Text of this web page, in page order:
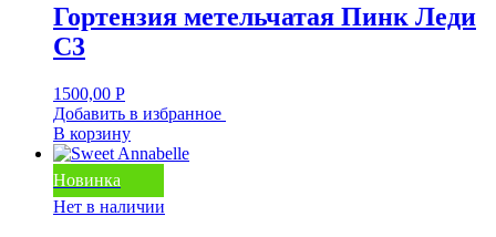
Гортензия метельчатая Пинк Леди
C3
1500,00 Р
Добавить в избранное
В корзину
Новинка
Нет в наличии